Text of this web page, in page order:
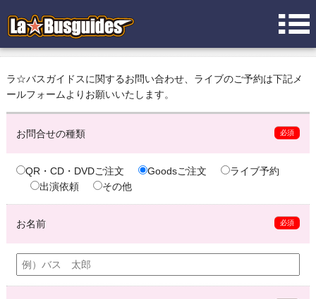
ラ☆バスガイドスに関するお問い合わせ、ライブのご予約は下記メ
ールフォームよりお願いいたします。
お問合せの種類 必須
QR・CD・DVDご注文 Goodsご注文
ライブ予約
出演依頼
その他
お名前 必須